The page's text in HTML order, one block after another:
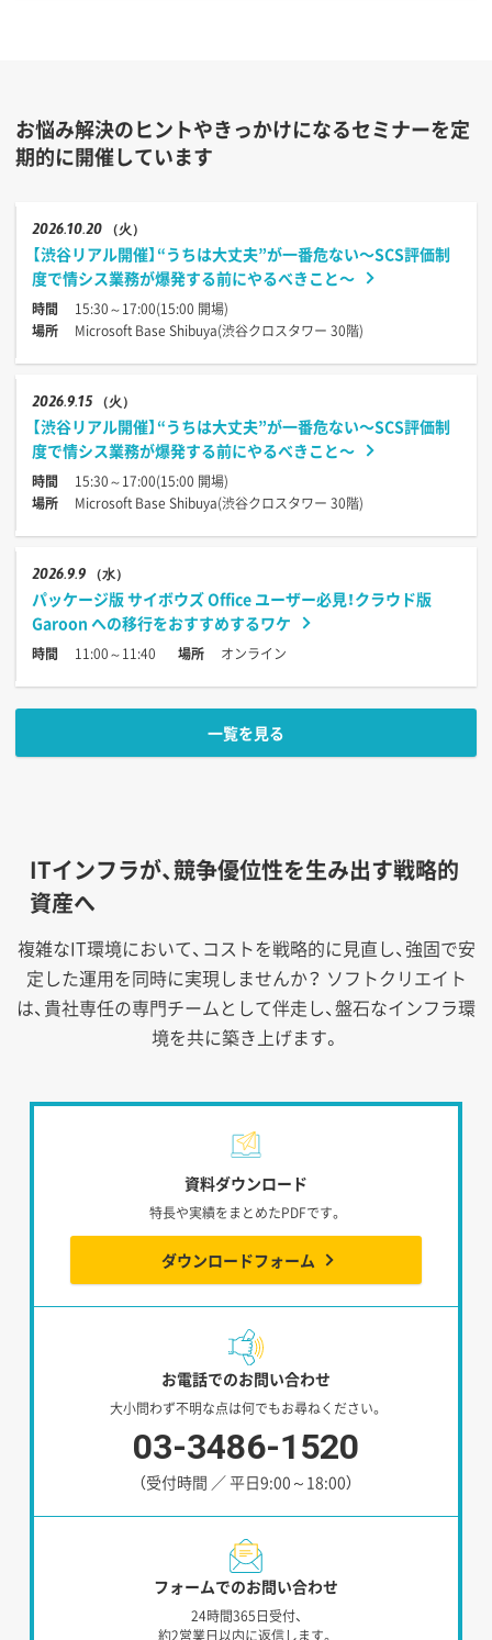
お悩み解決のヒントやきっかけになるセミナーを定
期的に開催しています
202610.20 （火）
【渋谷リアル開催】“うちは大丈夫”が一番危ない〜SCS評価制
度で情シス業務が爆発する前にやるべきこと〜
時間
15:30～17:00(15:00 開場)
場所
Microsoft Base Shibuya(渋谷クロスタワー 30階)
20269.15 （火）
【渋谷リアル開催】“うちは大丈夫”が一番危ない〜SCS評価制
度で情シス業務が爆発する前にやるべきこと〜
時間
15:30～17:00(15:00 開場)
場所
Microsoft Base Shibuya(渋谷クロスタワー 30階)
20269.9 （水）
パッケージ版 サイボウズ Office ユーザー必見！クラウド版
Garoon への移行をおすすめするワケ
時間 11:00～11:40 場所 オンライン
一覧を見る
ITインフラが、競争優位性を生み出す戦略的
資産へ
複雑なIT環境において、コストを戦略的に見直し、強固で安
定した運用を同時に実現しませんか？ ソフトクリエイト
は、貴社専任の専門チームとして伴走し、盤石なインフラ環
境を共に築き上げます。
資料ダウンロード
特長や実績をまとめたPDFです。
ダウンロードフォーム
お電話でのお問い合わせ
大小問わず不明な点は何でもお尋ねください。
03-3486-1520
（受付時間 ／ 平日9:00～18:00）
フォームでのお問い合わせ
24時間365日受付、
約2営業日以内に返信します。